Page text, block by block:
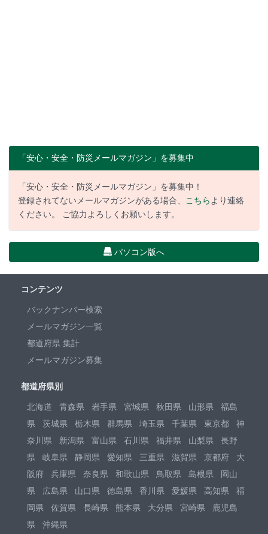
「安心・安全・防災メールマガジン」を募集中
「安心・安全・防災メールマガジン」を募集中！
登録されてないメールマガジンがある場合、 こちらより連絡
ください。 ご協力よろしくお願いします。
パソコン版へ
コンテンツ
バックナンバー検索
メールマガジン一覧
都道府県 集計
メールマガジン募集
都道府県別
北海道
青森県 岩手県 宮城県 秋田県 山形県
福島
県
茨城県 栃木県 群馬県 埼玉県 千葉県 東京都
神
奈川県
新潟県 富山県 石川県 福井県 山梨県
長野
県
岐阜県 静岡県 愛知県 三重県 滋賀県 京都府
大
阪府
兵庫県 奈良県 和歌山県 鳥取県 島根県
岡山
県
広島県 山口県 徳島県 香川県 愛媛県 高知県
福
岡県
佐賀県 長崎県 熊本県 大分県 宮崎県
鹿児島
県
沖縄県